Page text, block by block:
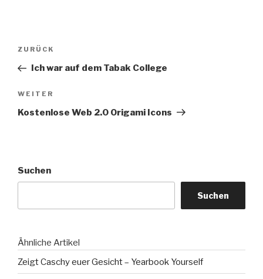
Beitragsnavigation
Vorheriger
Beitrag
ZURÜCK
Ich war auf dem Tabak College
Nächster
Beitrag
WEITER
Kostenlose Web 2.0 Origami Icons
Suchen
Suchen
Ähnliche Artikel
Zeigt Caschy euer Gesicht – Yearbook Yourself